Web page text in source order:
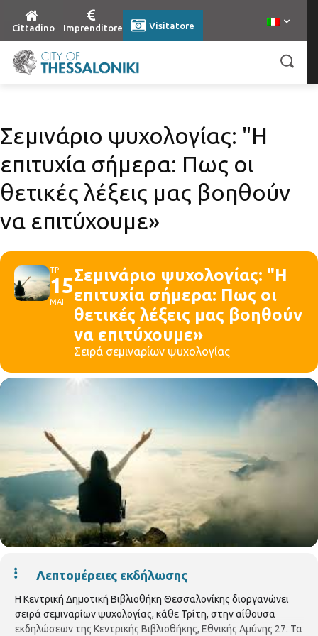
Cittadino Imprenditore Visitatore
Σεμινάριο ψυχολογίας: "Η
επιτυχία σήμερα: Πως οι
θετικές λέξεις μας βοηθούν
να επιτύχουμε»
ΤΡ
15
ΜΑΙ
Σεμινάριο ψυχολογίας: "Η
επιτυχία σήμερα: Πως οι
θετικές λέξεις μας βοηθούν
να επιτύχουμε»
Σειρά σεμιναρίων ψυχολογίας
Λεπτομέρειες εκδήλωσης
Η Κεντρική Δημοτική Βιβλιοθήκη Θεσσαλονίκης διοργανώνει
σειρά σεμιναρίων ψυχολογίας, κάθε Τρίτη, στην αίθουσα
εκδηλώσεων της Κεντρικής Βιβλιοθήκης, Εθνικής Αμύνης 27. Τα